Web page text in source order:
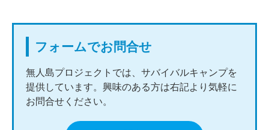
フォームでお問合せ
無人島プロジェクトでは、サバイバルキャンプを
提供しています。興味のある方は右記より気軽に
お問合せください。